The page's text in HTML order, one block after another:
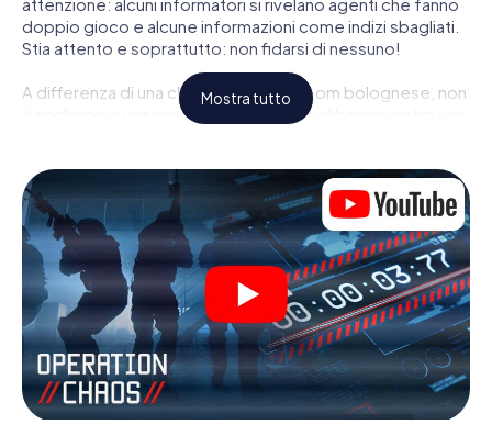
doppio gioco e alcune informazioni come indizi sbagliati.
Stia attento e soprattutto: non fidarsi di nessuno!
A differenza di una classica Escape Room bolognese, non
è rinchiuso in una stanza dalla quale devi liberarsi entro una
personale! Il requisito tecnico per la sua avventura da
agente a Nauplia é uno smartphone con accesso a
Internet mobile. Un clic le dà accesso alla nostra app web.
Non è necessario installare nulla per essere trascinati
nell'azione da video interattivi, minigiochi complicati e
molte altre funzionalità.
Lavori insieme con una squadra, origli le spie nemiche e
porti gli ufficiali di collegamento dalla sua parte. In questo
Escape Game a Nauplia lei e la sua squadra dovete essere
pronti a fermare i cattivi. A differenza di James Bond and
Co., tuttavia, non diventate eroi silenziosi: lei e la sua
Mostra tutto